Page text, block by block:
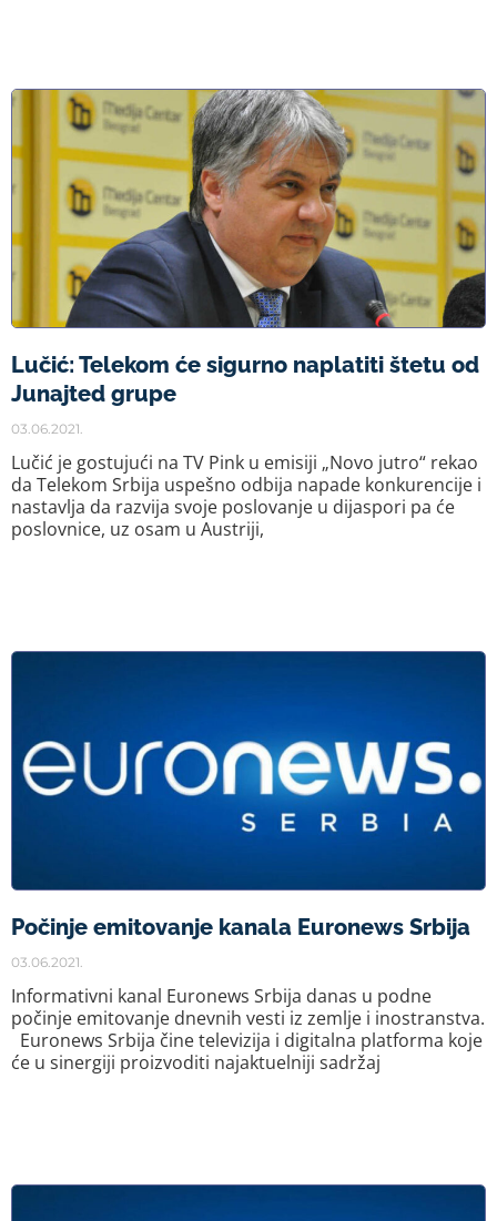
Lučić: Telekom će sigurno naplatiti štetu od
Junajted grupe
03.06.2021.
Lučić je gostujući na TV Pink u emisiji „Novo jutro“ rekao
da Telekom Srbija uspešno odbija napade konkurencije i
nastavlja da razvija svoje poslovanje u dijaspori pa će
poslovnice, uz osam u Austriji,
Počinje emitovanje kanala Euronews Srbija
03.06.2021.
Informativni kanal Euronews Srbija danas u podne
počinje emitovanje dnevnih vesti iz zemlje i inostranstva.
Euronews Srbija čine televizija i digitalna platforma koje
će u sinergiji proizvoditi najaktuelniji sadržaj